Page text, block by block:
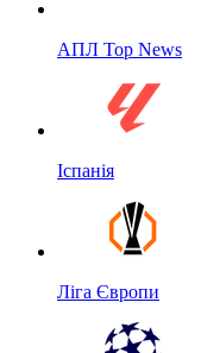
АПЛ Top News
Іспанія
Ліга Європи